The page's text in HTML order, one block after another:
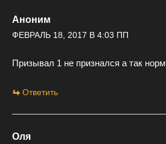
Аноним
ФЕВРАЛЬ 18, 2017 В 4:03 ПП
Призывал 1 не признался а так норм
Ответить
Оля